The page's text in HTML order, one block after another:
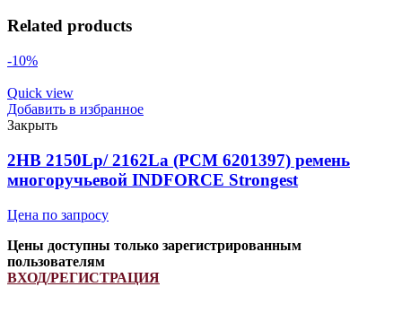
Related products
-10%
Quick view
Добавить в избранное
Закрыть
2HB 2150Lp/ 2162La (PCM 6201397) ремень
многоручьевой INDFORCE Strongest
Цена по запросу
Цены доступны только зарегистрированным
пользователям
ВХОД/РЕГИСТРАЦИЯ